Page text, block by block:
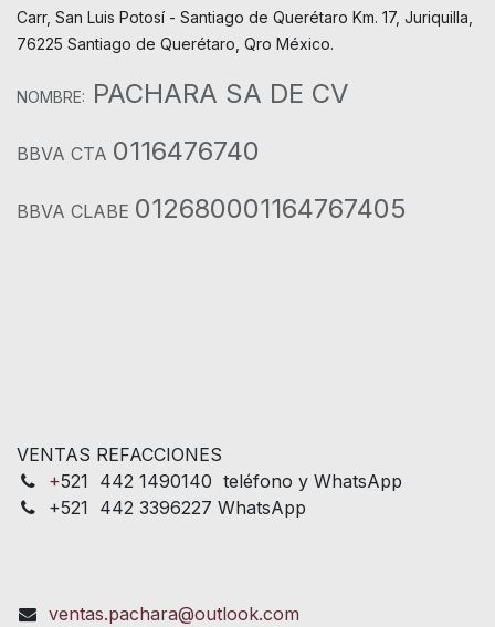
Carr, San Luis Potosí - Santiago de Querétaro Km. 17, Juriquilla,
76225 Santiago de Querétaro, Qro México.
NOMBRE: PACHARA SA DE CV
BBVA CTA 0116476740
BBVA CLABE 012680001164767405
VENTAS REFACCIONES
+521 442 1490140 teléfono y WhatsApp
+521 442 3396227 WhatsApp
ventas.pachara@outlook.com